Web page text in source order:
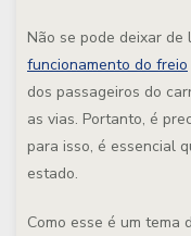
Não se pode deixar
funcionamento do freio
dos passageiros do
as vias. Portanto, é
para isso, é essencial
estado.
Como esse é um tema